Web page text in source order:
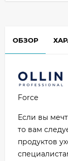
ОБЗОР
Force
Если вы
то вам
продуктов